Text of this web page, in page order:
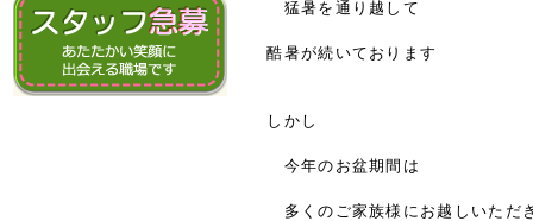
猛暑を通り越して
酷暑が続いております
しかし
今年のお盆期間は
多くのご家族様にお越しいただ